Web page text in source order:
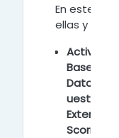
En este
ellas y sus
Base de
Datos/
uestas/
Externa/
Scorm/